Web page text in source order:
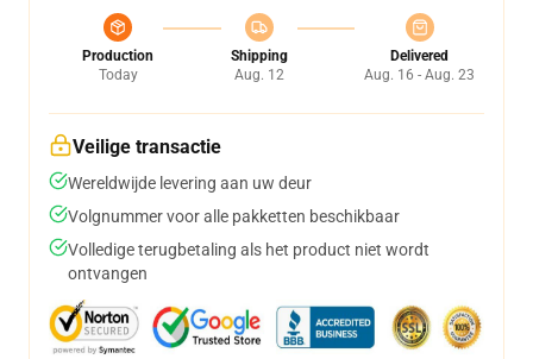
Production
Today
Shipping
Aug. 12
Delivered
Aug. 16 - Aug. 23
Veilige transactie
Wereldwijde levering aan uw deur
Volgnummer voor alle pakketten beschikbaar
Volledige terugbetaling als het product niet wordt
ontvangen